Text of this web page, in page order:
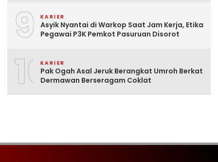
9 KARIER
Asyik Nyantai di Warkop Saat Jam Kerja, Etika
Pegawai P3K Pemkot Pasuruan Disorot
10KARIER
Pak Ogah Asal Jeruk Berangkat Umroh Berkat
Dermawan Berseragam Coklat